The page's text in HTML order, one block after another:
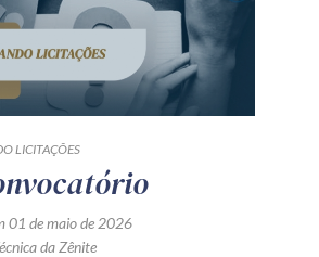
LICITAÇÕES
01 de maio de 2026
da Zênite